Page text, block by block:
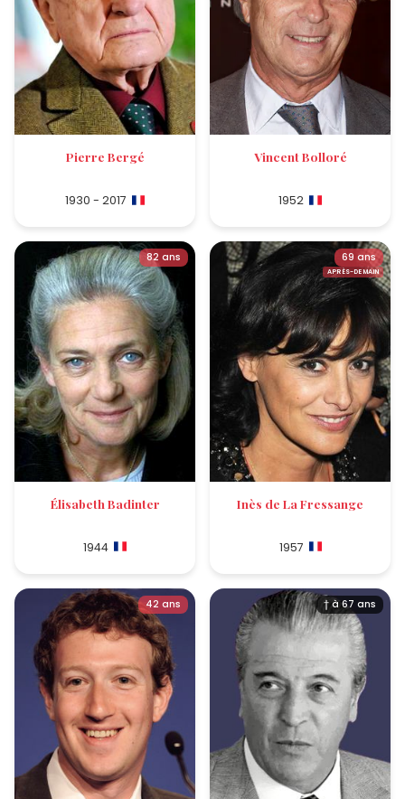
Pierre Bergé
1930 - 2017
Vincent Bolloré
1952
82 ans
Élisabeth Badinter
1944
69 ans
APRÈS-DEMAIN
Inès de La Fressange
1957
42 ans † à 67 ans